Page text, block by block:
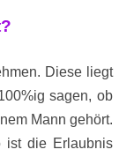
Diese liegt
sagen, ob
Mann gehört.
ist die Erlaubnis